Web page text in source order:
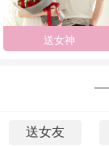
送女神
送女友